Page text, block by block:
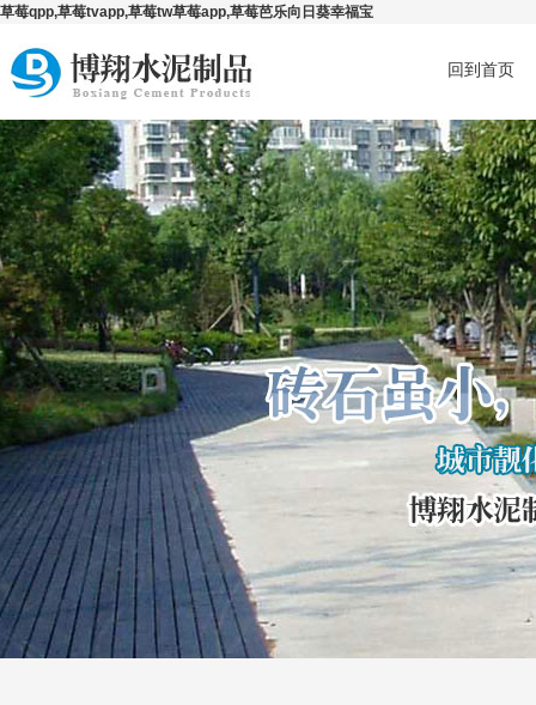
草莓qpp,草莓tvapp,草莓tw草莓app,草莓芭乐向日葵幸福宝
回到首页